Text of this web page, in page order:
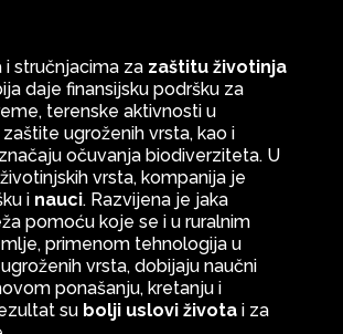
i stručnjacima za zaštitu životinja
daje finansijsku podršku za
terenske aktivnosti u
ugroženih vrsta, kao i
očuvanja biodiverziteta. U
vrsta, kompanija je
i nauci. Razvijena je jaka
pomoću koje se i u ruralnim
primenom tehnologija u
vrsta, dobijaju naučni
ponašanju, kretanju i
su bolji uslovi životai za